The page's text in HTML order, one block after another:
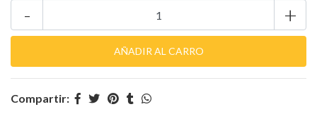
+
-
Compartir: